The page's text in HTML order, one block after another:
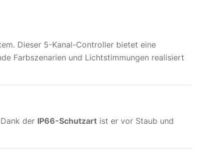
Dieser 5-Kanal-Controller bietet eine
Farbszenarien und Lichtstimmungen realisiert
der IP66-Schutzart ist er vor Staub und